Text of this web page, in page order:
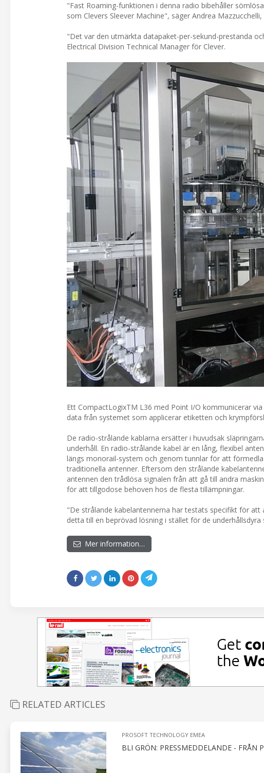
"Fast Roaming-funktionen i denna radio bibehåller
som Clevers Sleever Machine", säger Andrea
"Det var den utmärkta datapaket-per-sekund-prestanda
Electrical Division Technical Manager för Clever.
Ett CompactLogixTM L36 med Point I/O kommunicerar
data från systemet som applicerar etiketten och
De radio-strålande kablarna ersätter i huvudsak
underhåll. En radio-strålande kabel är en lång, flexibel
längs monorail-system och genom tunnlar för att
traditionella antenner. Eftersom den strålande
antennen den trådlösa signalen från att gå till andra
för att tillgodose behoven hos de flesta tillämpningar.
"De strålande kabelantennerna har testats specifikt för
detta till en beprövad lösning i stället för de underhållsdyra
Mer information…
RELATED ARTICLES
PROSOFT TECHNOLOGY EMEA
BLI GRÖN: PRESSMEDDELANDE - FRÅN